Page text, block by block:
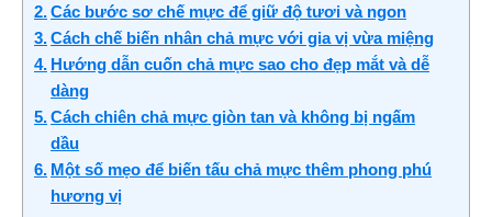
Các bước sơ chế mực để giữ độ tươi và ngon
Cách chế biến nhân chả mực với gia vị vừa miệng
Hướng dẫn cuốn chả mực sao cho đẹp mắt và dễ
dàng
Cách chiên chả mực giòn tan và không bị ngấm
dầu
Một số mẹo để biến tấu chả mực thêm phong phú
hương vị